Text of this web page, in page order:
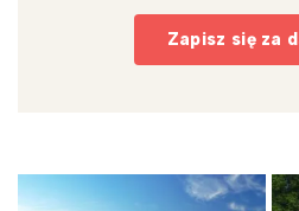
Zapisz się za